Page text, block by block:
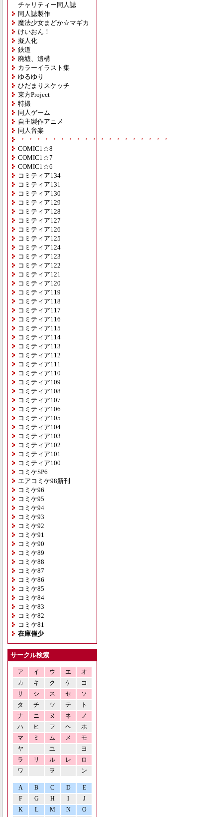
チャリティー同人誌
同人誌製作
魔法少女まどか☆マギカ
けいおん！
擬人化
鉄道
廃墟、遺構
カラーイラスト集
ゆるゆり
ひだまりスケッチ
東方Project
特撮
同人ゲーム
自主製作アニメ
同人音楽
・・・・・・・・・・・・・・・・・・・
COMIC1☆8
COMIC1☆7
COMIC1☆6
コミティア134
コミティア131
コミティア130
コミティア129
コミティア128
コミティア127
コミティア126
コミティア125
コミティア124
コミティア123
コミティア122
コミティア121
コミティア120
コミティア119
コミティア118
コミティア117
コミティア116
コミティア115
コミティア114
コミティア113
コミティア112
コミティア111
コミティア110
コミティア109
コミティア108
コミティア107
コミティア106
コミティア105
コミティア104
コミティア103
コミティア102
コミティア101
コミティア100
コミケSP6
エアコミケ98新刊
コミケ96
コミケ95
コミケ94
コミケ93
コミケ92
コミケ91
コミケ90
コミケ89
コミケ88
コミケ87
コミケ86
コミケ85
コミケ84
コミケ83
コミケ82
コミケ81
在庫僅少
サークル検索
ア イ ウ エ
オ
カ
キ ク ケ
コ
サ
シ ス セ
ソ
タ
チ ツ テ
ト
ナ
ニ ヌ ネ
ノ
ハ
ヒ フ ヘ
ホ
マ
ミ ム メ
モ
ヤ
ユ
ヨ
ラ
リ ル レ
ロ
ワ
ヲ ン
A B C D
E
F
G H I
J
K
L M N O